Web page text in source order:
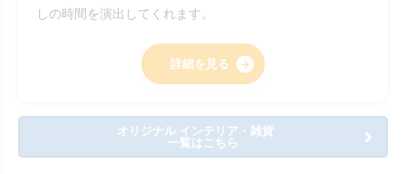
しの時間を演出してくれます。
詳細を見る
オリジナル インテリア・雑貨
一覧はこちら